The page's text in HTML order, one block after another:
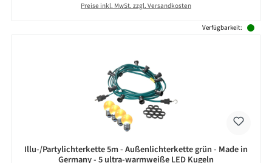
Preise inkl. MwSt. zzgl. Versandkosten
Verfügbarkeit:
Illu-/Partylichterkette 5m - Außenlichterkette grün - Made in
Germany - 5 ultra-warmweiße LED Kugeln